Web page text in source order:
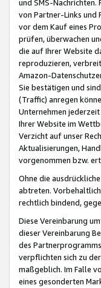
und SMS-
von Partner-Links und
vor dem Kauf eines
prüfen, überwachen
die auf Ihrer Website
reproduzieren,
Amazon-
Sie bestätigen und
(Traffic) anregen
Unternehmen
Ihrer Website im
Verzicht auf unser
Aktualisierungen,
vorgenommen bzw.
Ohne die
abtreten.
rechtlich bindend,
Diese Vereinbarung
dieser Vereinbarung
des
verpflichten sich zu
maßgeblich. Im Falle
eines gesonderten